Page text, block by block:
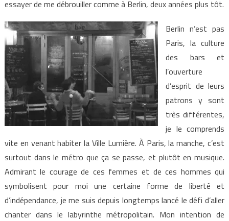
essayer de me débrouiller comme à Berlin, deux années plus tôt.
Berlin n’est pas
Paris, la culture
des bars et
l’ouverture
d’esprit de leurs
patrons y sont
très différentes,
je le comprends
vite en venant habiter la Ville Lumière. À Paris, la manche, c’est
surtout dans le métro que ça se passe, et plutôt en musique.
Admirant le courage de ces femmes et de ces hommes qui
symbolisent pour moi une certaine forme de liberté et
d’indépendance, je me suis depuis longtemps lancé le défi d’aller
chanter dans le labyrinthe métropolitain. Mon intention de